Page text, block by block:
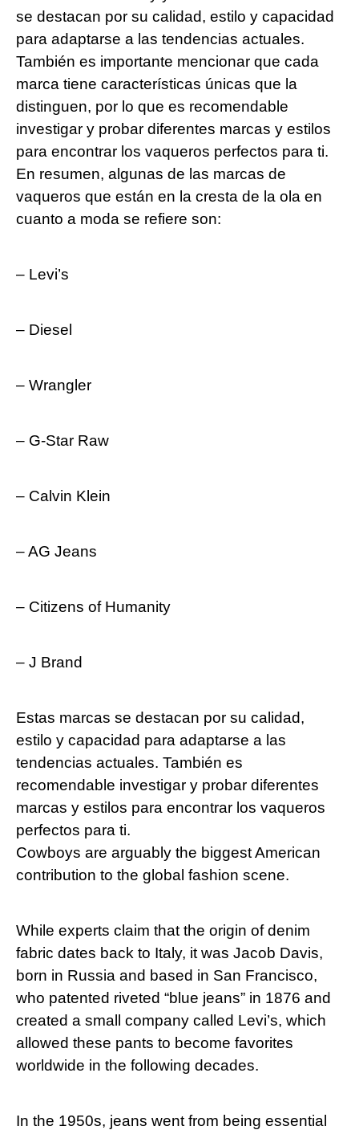
se destacan por su calidad, estilo ​y capacidad
para adaptarse a las tendencias actuales.
También es importante mencionar que cada
marca tiene características únicas que ⁢la
distinguen, por lo que es recomendable
investigar y probar diferentes marcas y estilos
para encontrar los vaqueros perfectos para ‍ti.
En resumen, algunas de las marcas de
vaqueros que están en la cresta de ⁣la ola en
cuanto a moda se‍ refiere son:
– Levi’s
– Diesel
– Wrangler
– G-Star Raw
– Calvin Klein
– AG Jeans
– Citizens of Humanity
– J Brand
Estas marcas se destacan por su calidad,
estilo⁣ y capacidad para adaptarse a las​
tendencias ‌actuales. También es
recomendable investigar y probar diferentes
marcas‌ y estilos para ‍encontrar⁣ los⁤ vaqueros
perfectos para ti.
Cowboys ‌are arguably the biggest American
contribution to the global⁤ fashion scene.
While experts claim that the origin of⁤ denim
fabric dates back to Italy, it was Jacob Davis,
born in Russia and based ⁤in San Francisco,
who patented riveted “blue jeans”⁣ in‌ 1876 ‌and
created a small company called Levi’s, which
allowed these pants to ⁤become ‌favorites
worldwide in the following decades.
In the 1950s, jeans went from being essential